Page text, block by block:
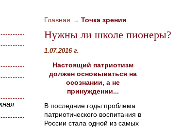
Главная → Точка зрения
Нужны ли школе пионеры?
1.07.2016 г.
Настоящий патриотизм
должен основываться на
осознании, а не
принуждении...
В последние годы проблема
патриотического воспитания в
России стала одной из самых